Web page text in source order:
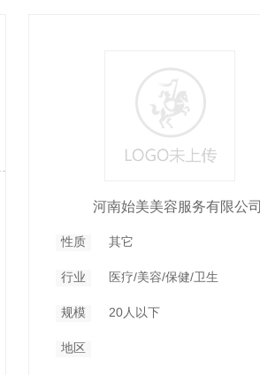
河南始美美容服务有限公司
性质 其它
行业 医疗/美容/保健/卫生
规模 20人以下
地区